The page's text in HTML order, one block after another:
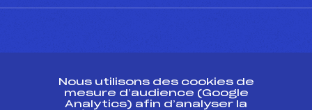
ESPACE PRESSE
Nous utilisons des cookies de
mesure d’audience (Google
Analytics) afin d’analyser la